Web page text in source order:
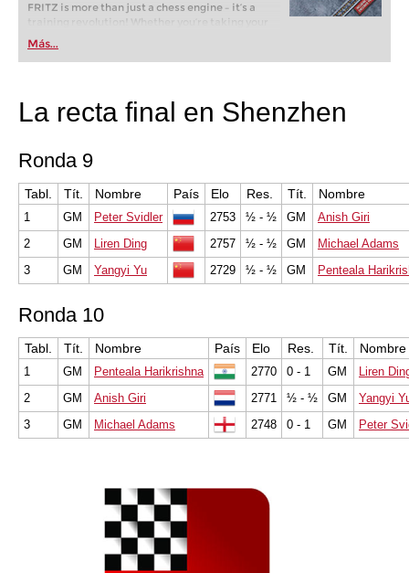
FRITZ is more than just a chess engine – it’s a
training revolution! Whether you’re taking your
first steps into the world of club chess, or already
playing at a tournament level: with FRITZ, you can
train more efficiently, intelligently and with a
Más...
La recta final en Shenzhen
Ronda 9
Tabl. Tít. Nombre País Elo Res. Tít. Nombre
1 GM Peter Svidler 2753 ½ - ½ GM
Anish Giri
2
GM Liren Ding 2757 ½ - ½ GM
Michael Adams
3
GM Yangyi Yu 2729 ½ - ½ GM Penteala
Ronda 10
Tabl. Tít. Nombre País Elo Res. Tít. Nombre
1 GM Penteala Harikrishna 2770 0 - 1 GM
Liren
2
GM Anish Giri 2771 ½ - ½ GM
Yangyi
3
GM Michael Adams 2748 0 - 1 GM Peter